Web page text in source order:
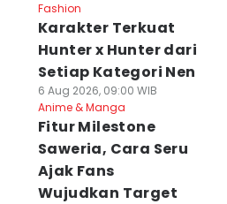
Fashion
Karakter Terkuat
Hunter x Hunter dari
Setiap Kategori Nen
6 Aug 2026, 09:00 WIB
Anime & Manga
Fitur Milestone
Saweria, Cara Seru
Ajak Fans
Wujudkan Target